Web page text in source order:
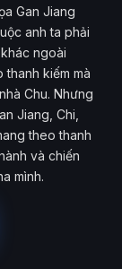
Gan Jiang
anh ta phải
ngoài
kiếm mà
Chu. Nhưng
Jiang, Chi,
theo thanh
và chiến
mình.